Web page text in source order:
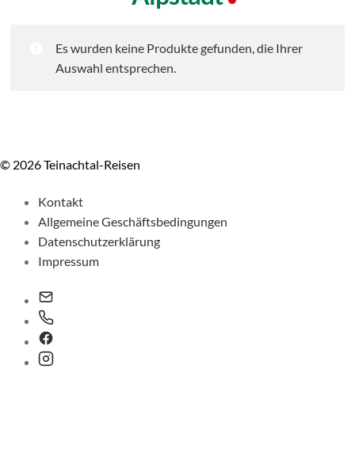
Es wurden keine Produkte gefunden, die Ihrer
Auswahl entsprechen.
© 2026 Teinachtal-Reisen
Kontakt
Allgemeine Geschäftsbedingungen
Datenschutzerklärung
Impressum